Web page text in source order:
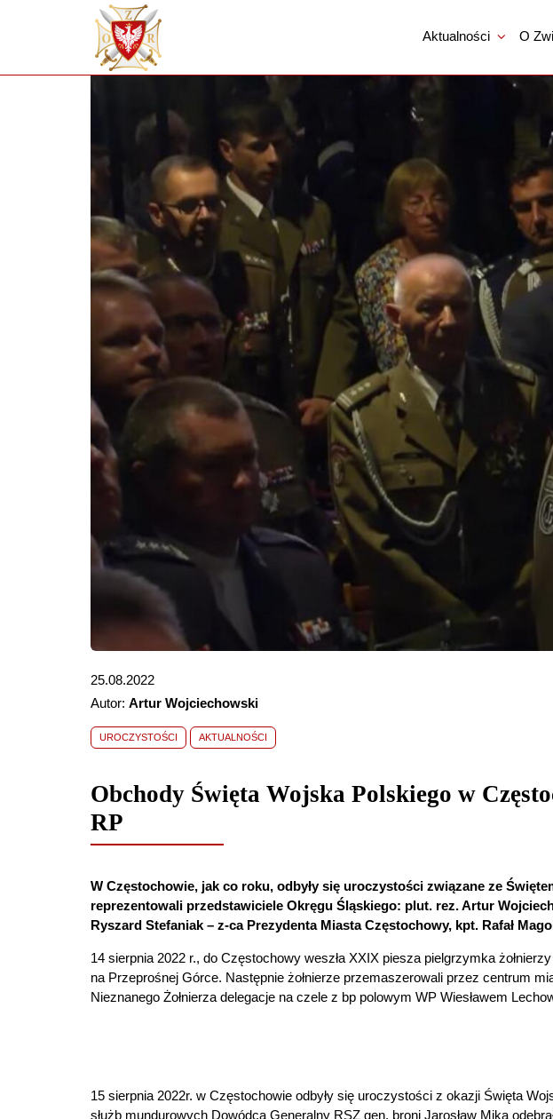
Aktualności O
25.08.2022
Autor: Artur Wojciechowski
UROCZYSTOŚCI AKTUALNOŚCI
Obchody Święta Wojska Polskiego w
RP
W Częstochowie, jak co roku, odbyły się uroczystości związane ze
reprezentowali przedstawiciele Okręgu Śląskiego: plut. rez. Artur
Ryszard Stefaniak – z-ca Prezydenta Miasta Częstochowy, kpt. Rafał
14 sierpnia 2022 r., do Częstochowy weszła XXIX piesza pielgrzymka
na Przeprośnej Górce. Następnie żołnierze przemaszerowali przez centrum
Nieznanego Żołnierza delegacje na czele z bp polowym WP Wiesławem
15 sierpnia 2022r. w Częstochowie odbyły się uroczystości z okazji Święta
służb mundurowych Dowódca Generalny RSZ gen. broni Jarosław Mika